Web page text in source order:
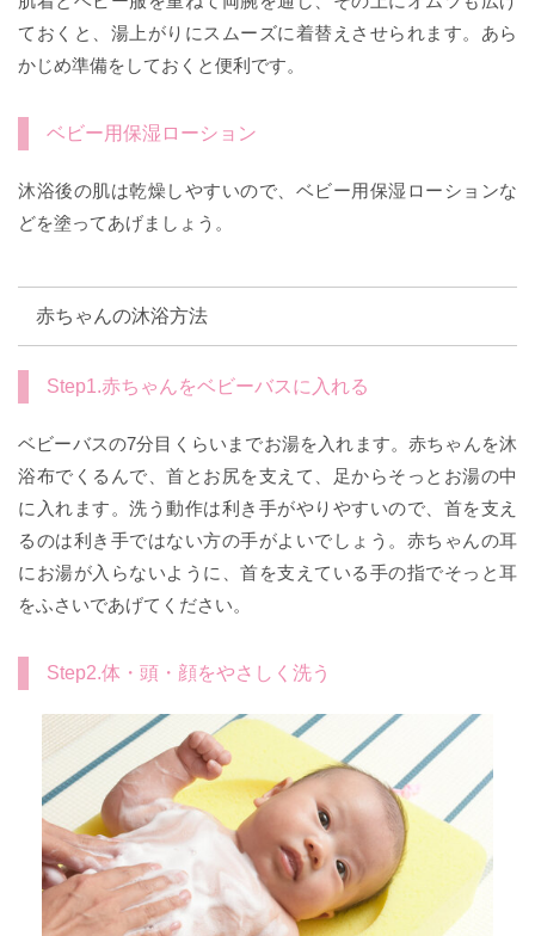
ておくと、湯上がりにスムーズに着替えさせられます。あら
かじめ準備をしておくと便利です。
ベビー用保湿ローション
沐浴後の肌は乾燥しやすいので、ベビー用保湿ローションな
どを塗ってあげましょう。
赤ちゃんの沐浴方法
Step1.赤ちゃんをベビーバスに入れる
ベビーバスの7分目くらいまでお湯を入れます。赤ちゃんを沐
浴布でくるんで、首とお尻を支えて、足からそっとお湯の中
に入れます。洗う動作は利き手がやりやすいので、首を支え
るのは利き手ではない方の手がよいでしょう。赤ちゃんの耳
にお湯が入らないように、首を支えている手の指でそっと耳
をふさいであげてください。
Step2.体・頭・顔をやさしく洗う